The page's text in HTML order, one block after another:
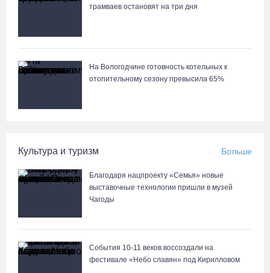
трамваев остановят на три дня
На Вологодчине готовность котельных к
отопительному сезону превысила 65%
Культура и туризм Больше
Благодаря нацпроекту «Семья» новые
выставочные технологии пришли в музей
Чагоды
События 10-11 веков воссоздали на
фестивале «Небо славян» под Кирилловом